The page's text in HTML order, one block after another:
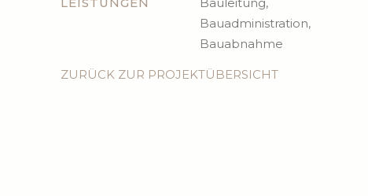
Bauadministration,
Bauabnahme
ZURÜCK ZUR PROJEKTÜBERSICHT